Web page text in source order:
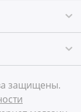
защищены.